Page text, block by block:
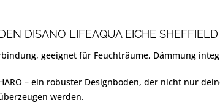
DISANO LIFEAQUA EICHE
geeignet für Feuchträume, Dämmung
– ein robuster Designboden, der nicht nur
werden.